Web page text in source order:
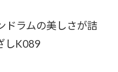
ドラムの美しさが詰
しK089